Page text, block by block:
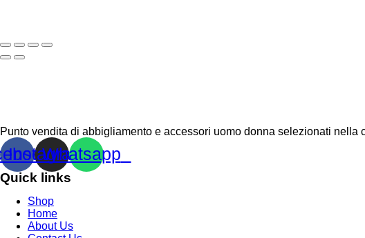
Punto vendita di abbigliamento e accessori uomo donna selezionati nella
Instagram
Whatsapp
Quick links
Shop
Home
About Us